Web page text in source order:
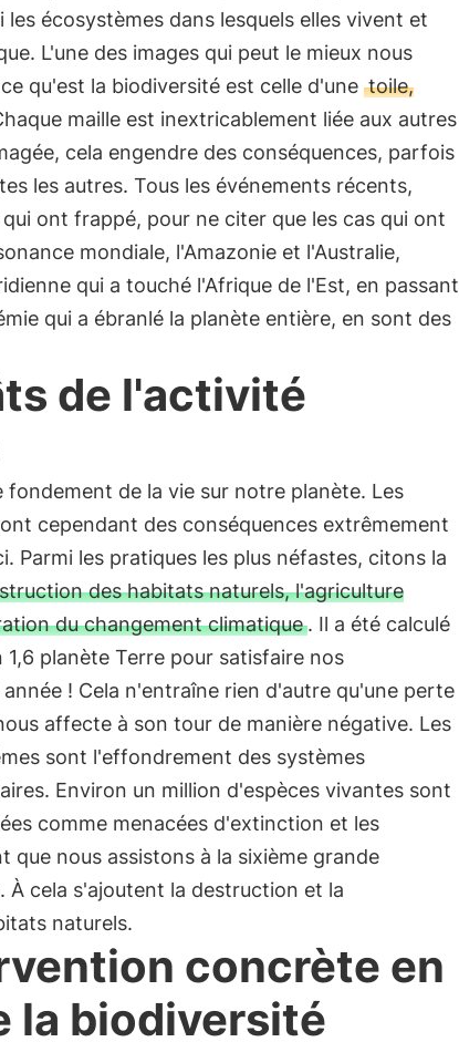
les écosystèmes dans lesquels elles vivent et
L'une des images qui peut le mieux nous
qu'est la biodiversité est celle d'une toile,
maille est inextricablement liée aux autres
cela engendre des conséquences, parfois
les autres. Tous les événements récents,
ont frappé, pour ne citer que les cas qui ont
mondiale, l'Amazonie et l'Australie,
qui a touché l'Afrique de l'Est, en passant
qui a ébranlé la planète entière, en sont des
de l'activité
fondement de la vie sur notre planète. Les
cependant des conséquences extrêmement
Parmi les pratiques les plus néfastes, citons la
des habitats naturels, l'agriculture
du changement climatique. Il a été calculé
planète Terre pour satisfaire nos
! Cela n'entraîne rien d'autre qu'une perte
affecte à son tour de manière négative. Les
sont l'effondrement des systèmes
Environ un million d'espèces vivantes sont
comme menacées d'extinction et les
que nous assistons à la sixième grande
À cela s'ajoutent la destruction et la
naturels.
concrète en
la biodiversité